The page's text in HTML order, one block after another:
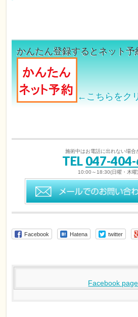
かんたん登録するとネット予
←こちらをク
施術中はお電話に出れない場合
TEL 047-
10:00～18:30(日曜・木曜
Facebook Hatena twitter
Facebook page